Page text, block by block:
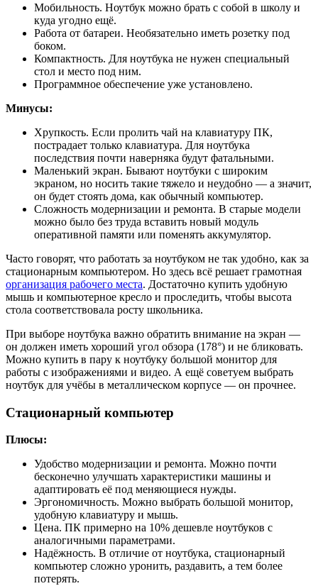
Мобильность. Ноутбук можно брать с собой в школу и
куда угодно ещё.
Работа от батареи. Необязательно иметь розетку под
боком.
Компактность. Для ноутбука не нужен специальный
стол и место под ним.
Программное обеспечение уже установлено.
Минусы:
Хрупкость. Если пролить чай на клавиатуру ПК,
пострадает только клавиатура. Для ноутбука
последствия почти наверняка будут фатальными.
Маленький экран. Бывают ноутбуки с широким
экраном, но носить такие тяжело и неудобно — а значит,
он будет стоять дома, как обычный компьютер.
Сложность модернизации и ремонта. В старые модели
можно было без труда вставить новый модуль
оперативной памяти или поменять аккумулятор.
Часто говорят, что работать за ноутбуком не так удобно, как за
стационарным компьютером. Но здесь всё решает грамотная
организация рабочего места. Достаточно купить удобную
мышь и компьютерное кресло и проследить, чтобы высота
стола соответствовала росту школьника.
При выборе ноутбука важно обратить внимание на экран —
он должен иметь хороший угол обзора (178°) и не бликовать.
Можно купить в пару к ноутбуку большой монитор для
работы с изображениями и видео. А ещё советуем выбрать
ноутбук для учёбы в металлическом корпусе — он прочнее.
Стационарный компьютер
Плюсы:
Удобство модернизации и ремонта. Можно почти
бесконечно улучшать характеристики машины и
адаптировать её под меняющиеся нужды.
Эргономичность. Можно выбрать большой монитор,
удобную клавиатуру и мышь.
Цена. ПК примерно на 10% дешевле ноутбуков с
аналогичными параметрами.
Надёжность. В отличие от ноутбука, стационарный
компьютер сложно уронить, раздавить, а тем более
потерять.